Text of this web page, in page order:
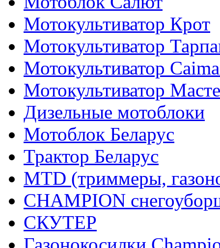
Мотокультиватор Крот
Мотокультиватор
Мотокультиватор
Мотокультиватор
Дизельные мотоблоки
Мотоблок Беларус
Трактор Беларус
MTD (триммеры,
CHAMPION
СКУТЕР